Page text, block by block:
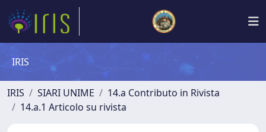
IRIS
IRIS SIARI UNIME
14.a Contributo in Rivista
14.a.1 Articolo su rivista